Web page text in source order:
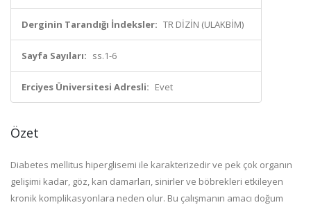
Derginin Tarandığı İndeksler: TR DİZİN (ULAKBİM)
Sayfa Sayıları: ss.1-6
Erciyes Üniversitesi Adresli: Evet
Özet
Diabetes mellitus hiperglisemi ile karakterizedir ve pek çok organın
gelişimi kadar, göz, kan damarları, sinirler ve böbrekleri etkileyen
kronik komplikasyonlara neden olur. Bu çalışmanın amacı doğum